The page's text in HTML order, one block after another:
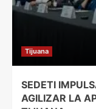
Tijuana
SEDETI
AGILIZAR LA